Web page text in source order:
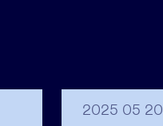
2025 05 20